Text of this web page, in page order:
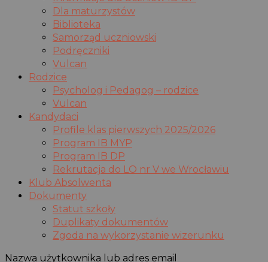
Dla maturzystów
Biblioteka
Samorząd uczniowski
Podręczniki
Vulcan
Rodzice
Psycholog i Pedagog – rodzice
Vulcan
Kandydaci
Profile klas pierwszych 2025/2026
Program IB MYP
Program IB DP
Rekrutacja do LO nr V we Wrocławiu
Klub Absolwenta
Dokumenty
Statut szkoły
Duplikaty dokumentów
Zgoda na wykorzystanie wizerunku
Nazwa użytkownika lub adres email